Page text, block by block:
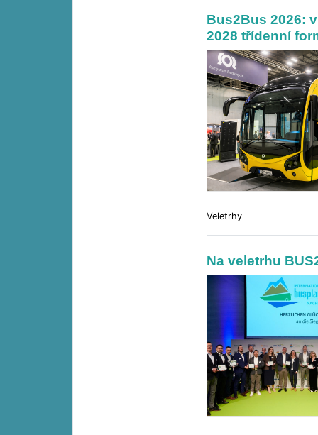
Bus2Bus 2026:
2028 třídenní
Veletrhy
Na veletrhu